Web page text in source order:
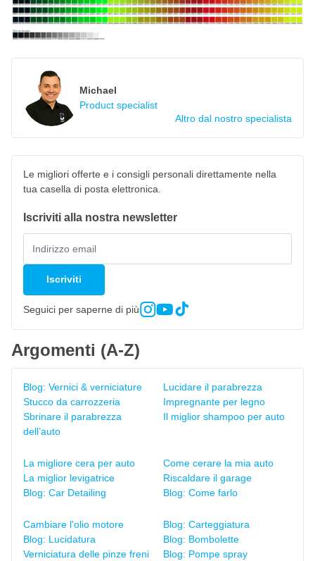
Michael
Product specialist
Altro dal nostro specialista
Le migliori offerte e i consigli personali direttamente nella
tua casella di posta elettronica.
Iscriviti alla nostra newsletter
Iscriviti
Seguici per saperne di più
Argomenti (A-Z)
Blog: Vernici & verniciature
Stucco da carrozzeria
Sbrinare il parabrezza
dell’auto
Lucidare il parabrezza
Impregnante per legno
Il miglior shampoo per auto
La migliore cera per auto
La miglior levigatrice
Blog: Car Detailing
Come cerare la mia auto
Riscaldare il garage
Blog: Come farlo
Cambiare l'olio motore
Blog: Lucidatura
Verniciatura delle pinze freni
Blog: Carteggiatura
Blog: Bombolette
Blog: Pompe spray